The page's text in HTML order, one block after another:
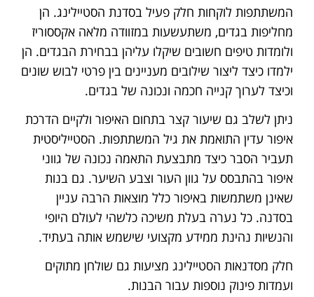
המשתתפות לוקחות חלק פעיל בסדנת הסטיילינג. הן
מחליפות בגדים, משתעשעות במזוודה מלאה אקססוריז
ולומדות טיפים חשובים שיקלו עליהן בבחירת הבגדים. הן
ילמדו כיצד ליצור שילובים מעניינים בין פרטי לבוש שונים
וכיצד לערוך קנייה חכמה ונכונה של בגדים.
ניתן לשלב גם שיעור קצר בתחום האיפור ולקיים הדרכת
איפור עדין התואמת את גיל המשתתפות. הסטייליסטית
תעביר הסבר כיצד מתבצעת התאמה נכונה של גווני
איפור בהתבסס על גוון העור וצבע השיער. גם בנות
שאינן משתמשות באיפור כלל מוצאות הרבה עניין
בסדנה. כל נערה בעלת משיכה כלשהי לעולם היופי
והנשיות נהינת ממידע מקצועי שישמש אותה בעתיד.
חלק מסדנאות הסטיילינג מציעות גם שולחן מתוקים
ועמדות פינוק נוספות עבור הבנות.